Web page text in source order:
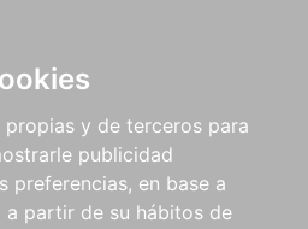
y de terceros para
publicidad
preferencias, en base a
partir de su hábitos de